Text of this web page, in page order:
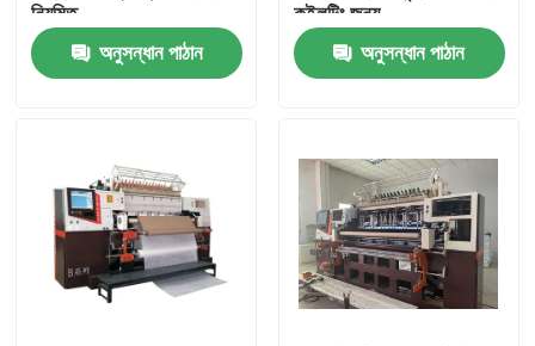
পণ্য
ভিআর শো
আমাদের সম্পর্কে
নিয়মিত
অনুসন্ধান পাঠান
কুইলটিং জন্য
অনুসন্ধান পাঠান